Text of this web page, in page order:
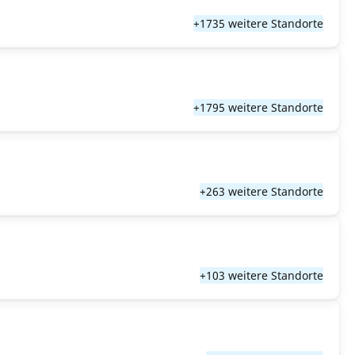
+1735 weitere Standorte
+1795 weitere Standorte
+263 weitere Standorte
+103 weitere Standorte